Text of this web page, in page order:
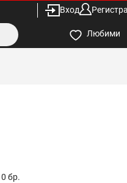
Вход
Любими
0 бр.